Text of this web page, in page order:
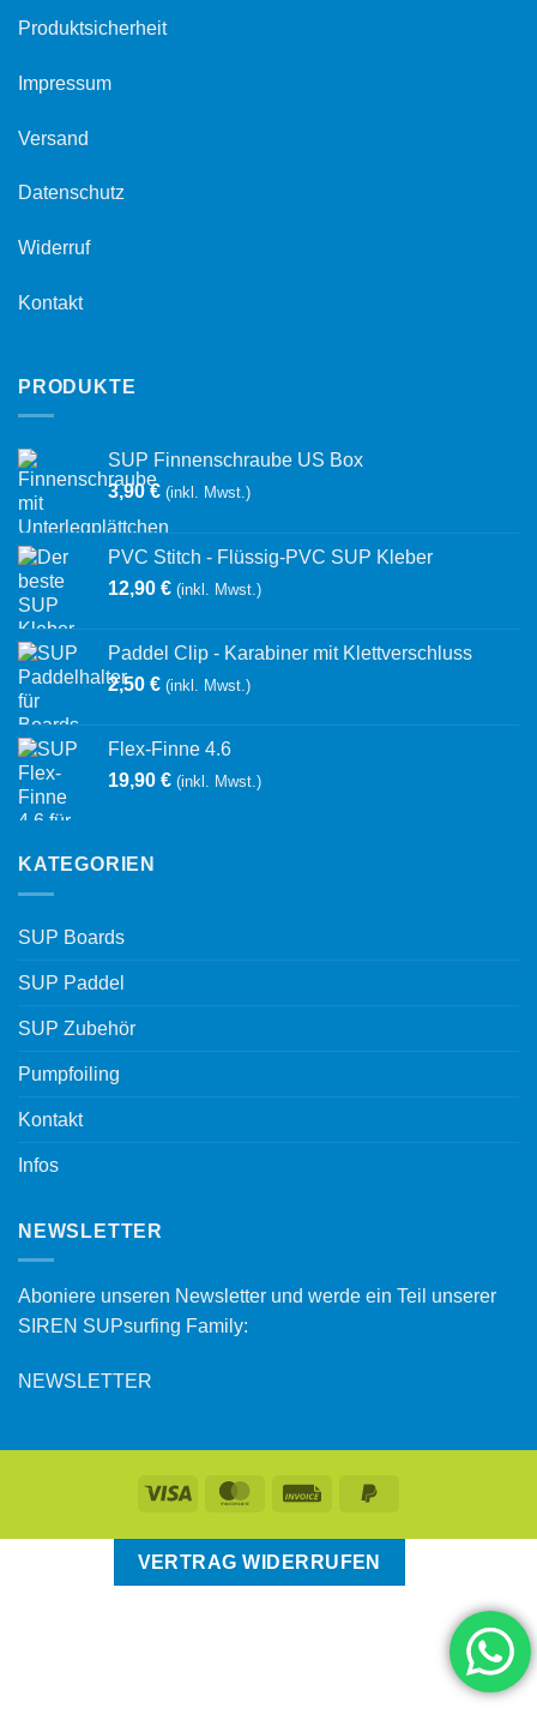
Produktsicherheit
Impressum
Versand
Datenschutz
Widerruf
Kontakt
PRODUKTE
SUP Finnenschraube US Box
3,90€ (inkl. Mwst.)
PVC Stitch - Flüssig-PVC SUP Kleber
12,90 € (inkl. Mwst.)
Paddel Clip - Karabiner mit Klettverschluss
2,50 € (inkl. Mwst.)
Flex-Finne 4.6
19,90 € (inkl. Mwst.)
KATEGORIEN
SUP Boards
SUP Paddel
SUP Zubehör
Pumpfoiling
Kontakt
Infos
NEWSLETTER
Aboniere unseren Newsletter und werde ein Teil unserer
SIREN SUPsurfing Family:
NEWSLETTER
VERTRAG WIDERRUFEN